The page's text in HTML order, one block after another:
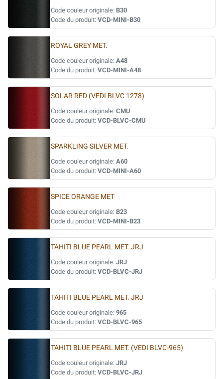
Code couleur originale: B30
Code du produit: VCD-MINI-B30
ROYAL GREY MET.
Code couleur originale: A48
Code du produit: VCD-MINI-A48
SOLAR RED (VEDI BLVC 1278)
Code couleur originale: CMU
Code du produit: VCD-BLVC-CMU
SPARKLING SILVER MET.
Code couleur originale: A60
Code du produit: VCD-MINI-A60
SPICE ORANGE MET
Code couleur originale: B23
Code du produit: VCD-MINI-B23
TAHITI BLUE PEARL MET. JRJ
Code couleur originale: JRJ
Code du produit: VCD-BLVC-JRJ
TAHITI BLUE PEARL MET. JRJ
Code couleur originale: 965
Code du produit: VCD-BLVC-965
TAHITI BLUE PEARL MET. (VEDI BLVC-965)
Code couleur originale: JRJ
Code du produit: VCD-BLVC-JRJ